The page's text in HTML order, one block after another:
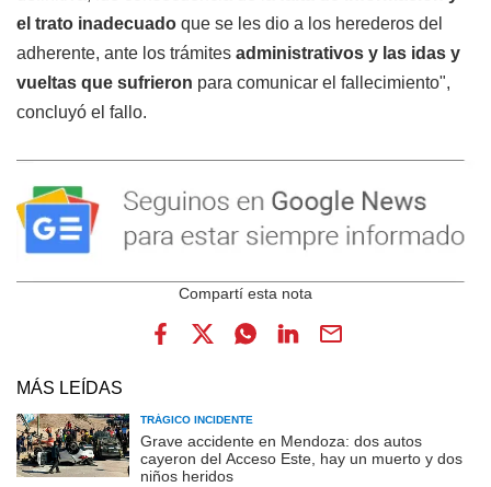
el trato inadecuado que se les dio a los herederos del
adherente, ante los trámites administrativos y las idas y
vueltas que sufrieron para comunicar el fallecimiento",
concluyó el fallo.
MÁS LEÍDAS
TRÁGICO INCIDENTE
Grave accidente en Mendoza: dos autos
cayeron del Acceso Este, hay un muerto y dos
niños heridos